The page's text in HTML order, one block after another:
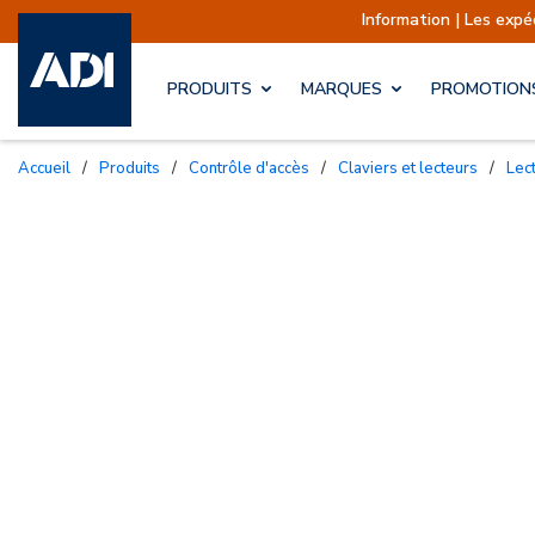
Information | Les expéditions
PRODUITS MARQUES
Accueil / Produits / Contrôle d'accès / Claviers et lecteurs /